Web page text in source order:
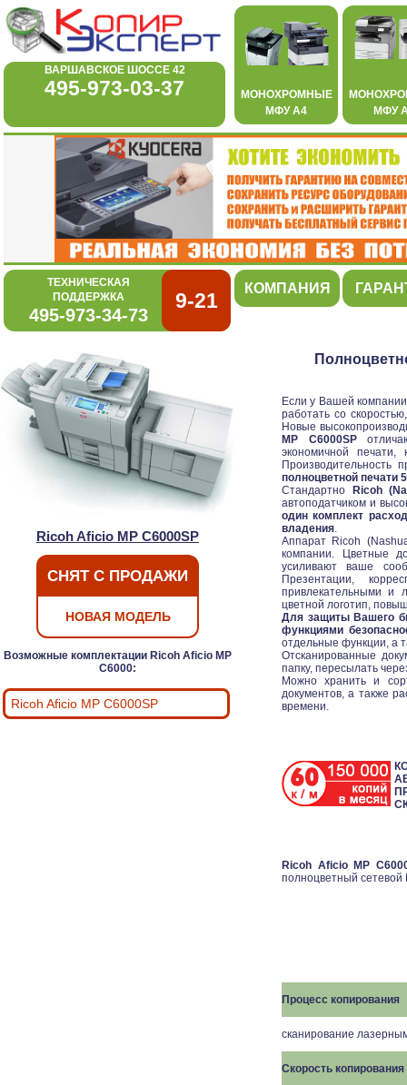
ВАРШАВСКОЕ ШОССЕ 42
495-973-03-37
МОНОХРОМНЫЕ
МФУ А4
МФУ
ТЕХНИЧЕСКАЯ
ПОДДЕРЖКА
495-973-34-73
9-21
КОМПАНИЯ
Ricoh Aficio MP C6000SP
СНЯТ С ПРОДАЖИ
НОВАЯ МОДЕЛЬ
Возможные комплектации Ricoh Aficio MP
C6000:
Ricoh Aficio MP C6000SP
Если у Вашей
работать со
Новые
MP C6000SP
экономичной печати,
Производительность
полноцветной печати
Стандартно
Ricoh
автоподатчиком и
один комплект
владения.
Аппарат Ricoh
компании. Цветные
усиливают ваше
Презентации,
привлекательными и
цветной логотип,
Для защиты Вашего
функциями
отдельные функции, а
Отсканированные
папку, пересылать
Можно хранить и
документов, а также
времени.
Ricoh Aficio MP
полноцветный сетевой
Процесс копирования
сканирование
Скорость копирования